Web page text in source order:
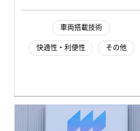
車両搭載技術
快適性・利便性 その他